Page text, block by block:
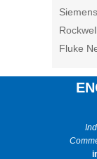
Siemens
Fluke